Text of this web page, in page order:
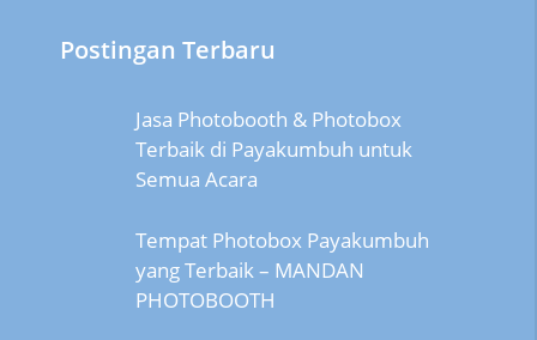
Postingan Terbaru
Jasa Photobooth & Photobox
Terbaik di Payakumbuh untuk
Semua Acara
Tempat Photobox Payakumbuh
yang Terbaik – MANDAN
PHOTOBOOTH